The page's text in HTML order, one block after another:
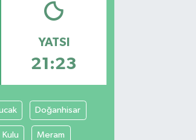
YATSI
21:23
Doğanhisar
Kulu Meram